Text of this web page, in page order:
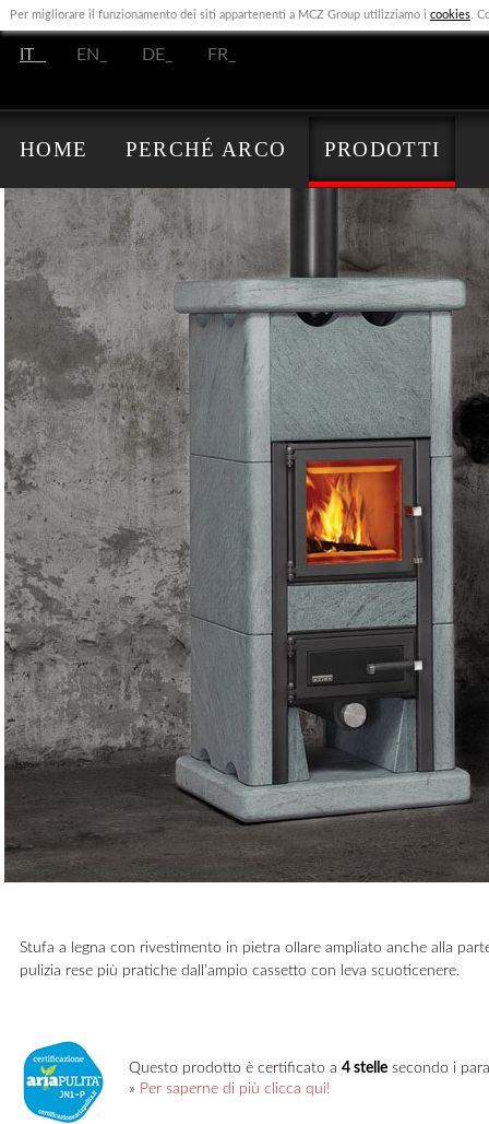
IT_ EN_ DE_ FR_
HOME PERCHÉ ARCO PRODOTTI
Stufa a legna con rivestimento in pietra ollare ampliato anche alla
pulizia rese più pratiche dall’ampio cassetto con leva scuoticenere.
Questo prodotto è certificato a 4 stelle secondo i
» Per saperne di più clicca qui!
Per migliorare il funzionamento dei siti appartenenti a MCZ Group utilizziamo i cookies .